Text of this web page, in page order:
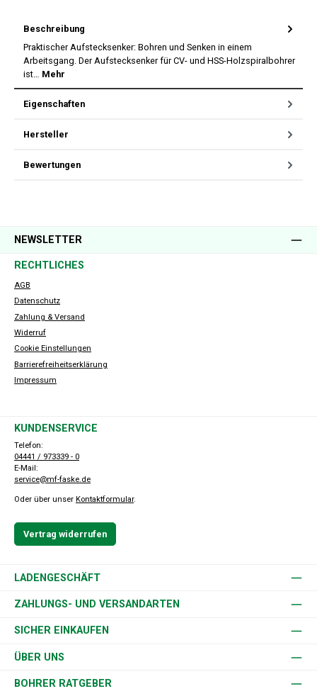
Beschreibung
Praktischer Aufstecksenker: Bohren und Senken in einem
Arbeitsgang. Der Aufstecksenker für CV- und HSS-Holzspiralbohrer
ist… Mehr
Eigenschaften
Hersteller
Bewertungen
NEWSLETTER
RECHTLICHES
AGB
Datenschutz
Zahlung & Versand
Widerruf
Cookie Einstellungen
Barrierefreiheitserklärung
Impressum
KUNDENSERVICE
Telefon:
04441 / 973339 - 0
E-Mail:
service@mf-faske.de
Oder über unser Kontaktformular.
Vertrag widerrufen
LADENGESCHÄFT
ZAHLUNGS- UND VERSANDARTEN
SICHER EINKAUFEN
ÜBER UNS
BOHRER RATGEBER